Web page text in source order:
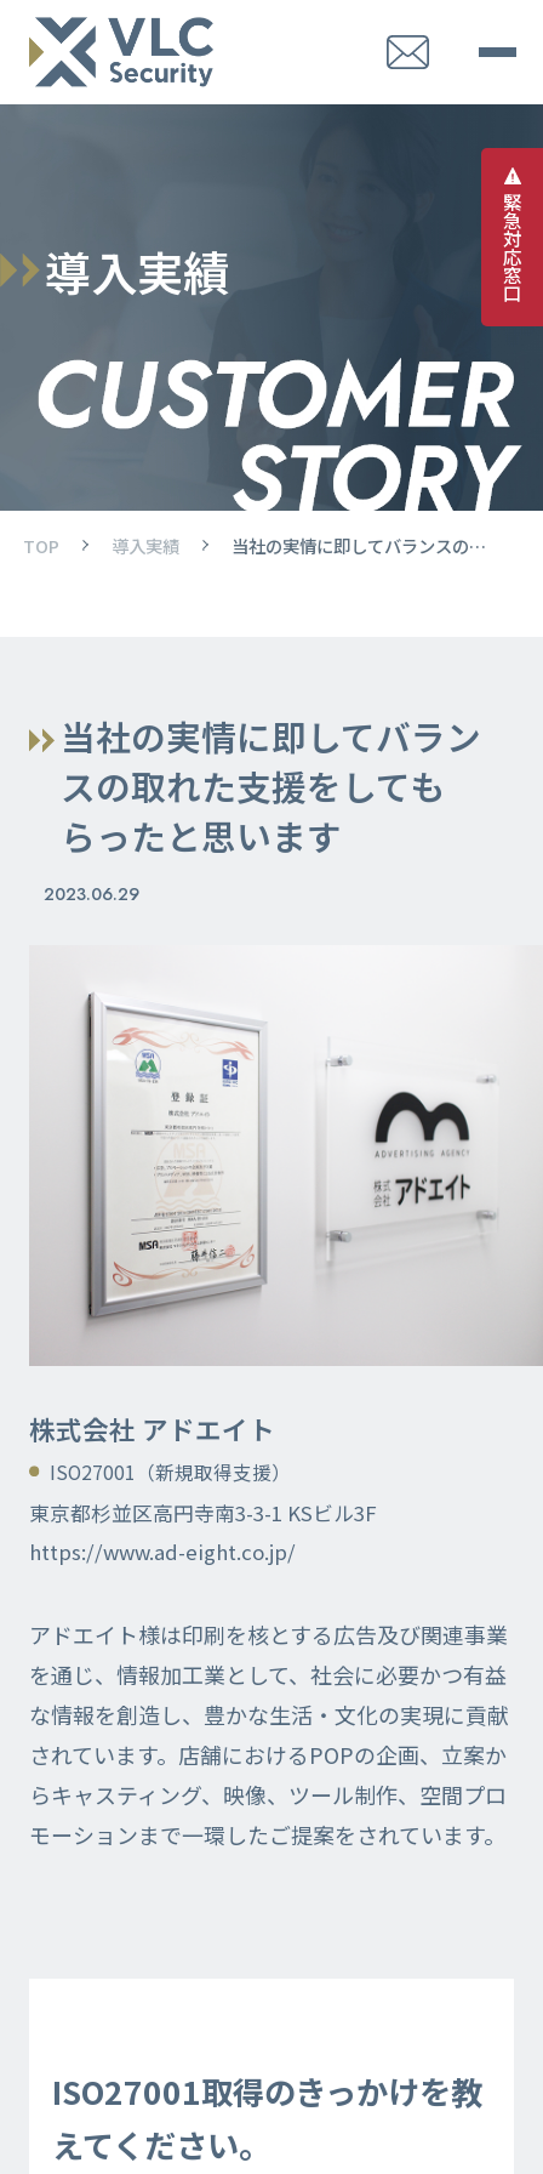
緊
急
対
応
窓
口
導入実績
TOP 導入実績 当社の実情に即してバランスの取れた支援をしてもらったと思います
当社の実情に即してバラン
スの取れた支援をしても
らったと思います
2023.06.29
株式会社 アドエイト
ISO27001（新規取得支援）
東京都杉並区高円寺南3-3-1 KSビル3F
https://www.ad-eight.co.jp/
アドエイト様は印刷を核とする広告及び関連事業
を通じ、情報加工業として、社会に必要かつ有益
な情報を創造し、豊かな生活・文化の実現に貢献
されています。店舗におけるPOPの企画、立案か
らキャスティング、映像、ツール制作、空間プロ
モーションまで一環したご提案をされています。
ISO27001取得のきっかけを教
えてください。